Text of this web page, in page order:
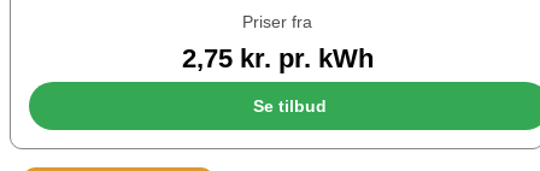
Priser fra
2,75 kr. pr. kWh
Se tilbud